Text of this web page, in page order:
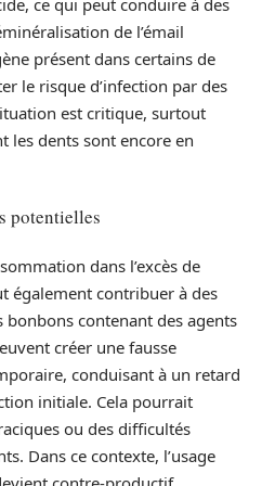
de l’émail
présent dans certains de
le risque d’infection par des
est critique, surtout
les dents sont encore en
potentielles
dans l’excès de
également contribuer à des
contenant des agents
créer une fausse
conduisant à un retard
initiale. Cela pourrait
ou des difficultés
Dans ce contexte, l’usage